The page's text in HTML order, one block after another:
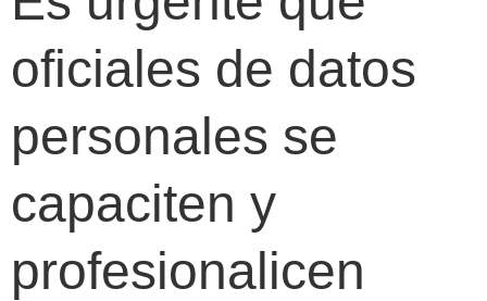
oficiales de datos
personales se
capaciten y
profesionalicen